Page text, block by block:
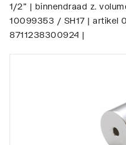
1/2" | binnendraad z.
10099353 / SH17 | artikel
8711238300924 |